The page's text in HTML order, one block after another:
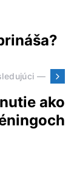
—
ako